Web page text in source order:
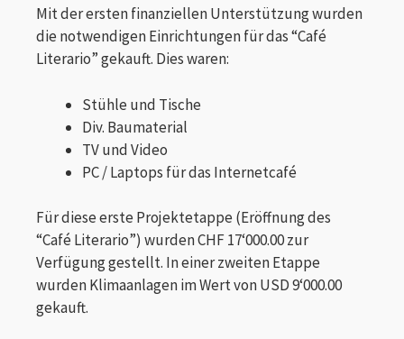
Mit der ersten finanziellen Unterstützung wurden
die notwendigen Einrichtungen für das “Café
Literario” gekauft. Dies waren:
Stühle und Tische
Div. Baumaterial
TV und Video
PC / Laptops für das Internetcafé
Für diese erste Projektetappe (Eröffnung des
“Café Literario”) wurden CHF 17‘000.00 zur
Verfügung gestellt. In einer zweiten Etappe
wurden Klimaanlagen im Wert von USD 9‘000.00
gekauft.